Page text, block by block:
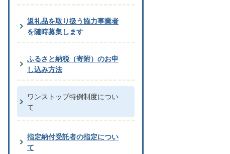
返礼品を取り扱う協力事業者
を随時募集します
ふるさと納税（寄附）のお申
し込み方法
ワンストップ特例制度につい
て
指定納付受託者の指定につい
て